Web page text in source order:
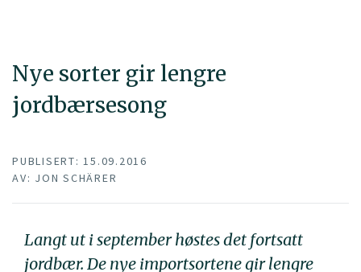
Nye sorter gir lengre
jordbærsesong
PUBLISERT: 15.09.2016
AV: JON SCHÄRER
Langt ut i september høstes det fortsatt
jordbær. De nye importsortene gir lengre